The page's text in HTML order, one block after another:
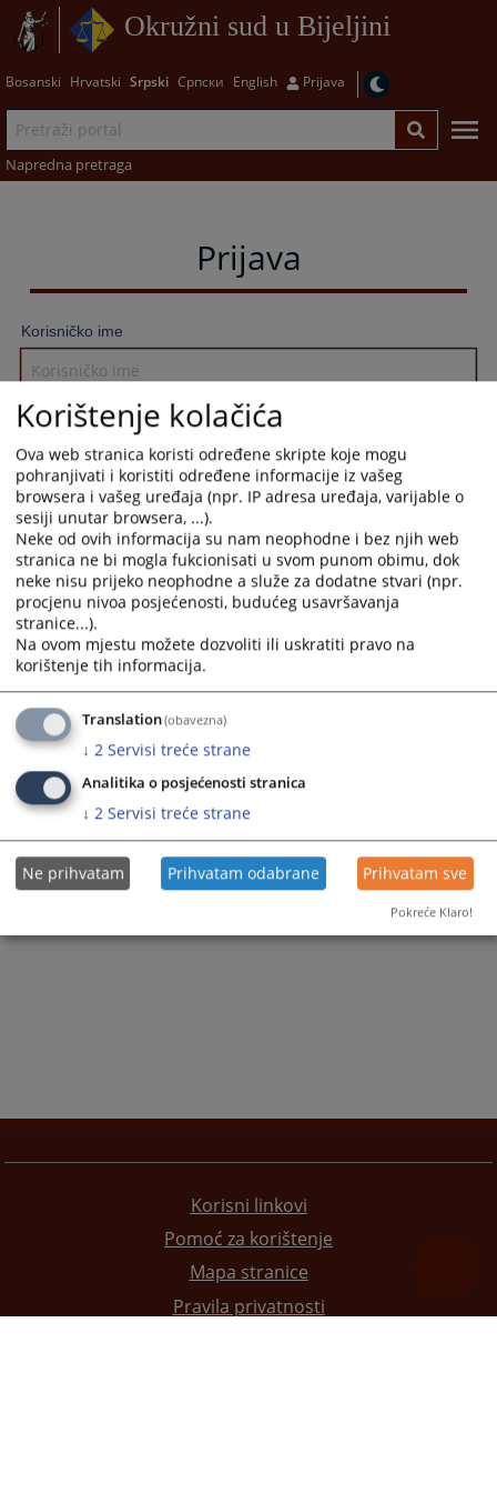
Okružni sud u Bijeljini
Bosanski Hrvatski Srpski Српски English Prijava
Napredna pretraga
Prijava
Korisničko ime
Lozinka
Zapamti me
Prijava
Zaboravili ste lozinku?
Želite postati član?
Korisni linkovi
Pomoć za korištenje
Mapa stranice
Pravila privatnosti
Korištenje kolačića
Ova web stranica koristi određene skripte koje mogu
pohranjivati i koristiti određene informacije iz vašeg
browsera i vašeg uređaja (npr. IP adresa uređaja, varijable o
sesiji unutar browsera, ...).
Neke od ovih informacija su nam neophodne i bez njih web
stranica ne bi mogla fukcionisati u svom punom obimu, dok
neke nisu prijeko neophodne a služe za dodatne stvari (npr.
procjenu nivoa posjećenosti, budućeg usavršavanja
stranice...).
Na ovom mjestu možete dozvoliti ili uskratiti pravo na
korištenje tih informacija.
Translation(obavezna)
↓ 2 Servisi treće strane
Analitika o posjećenosti stranica
↓ 2 Servisi treće strane
Ne prihvatam Prihvatam odabrane Prihvatam sve
Pokreće Klaro!